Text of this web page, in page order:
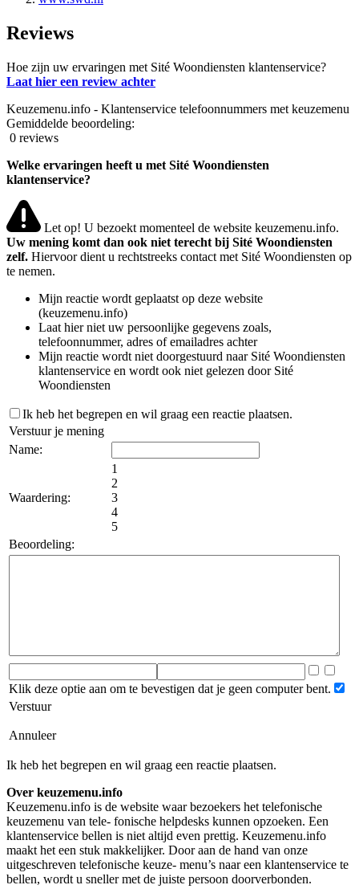
Reviews
Hoe zijn uw ervaringen met Sité Woondiensten klantenservice?
Laat hier een review achter
Keuzemenu.info - Klantenservice telefoonnummers met keuzemenu
Gemiddelde beoordeling:
0 reviews
Welke ervaringen heeft u met Sité Woondiensten
klantenservice?
Let op! U bezoekt momenteel de website keuzemenu.info.
Uw mening komt dan ook niet terecht bij Sité Woondiensten
zelf. Hiervoor dient u rechtstreeks contact met Sité Woondiensten op
te nemen.
Mijn reactie wordt geplaatst op deze website
(keuzemenu.info)
Laat hier niet uw persoonlijke gegevens zoals,
telefoonnummer, adres of emailadres achter
Mijn reactie wordt niet doorgestuurd naar Sité Woondiensten
klantenservice en wordt ook niet gelezen door Sité
Woondiensten
Ik heb het begrepen en wil graag een reactie plaatsen.
Verstuur je mening
Name:
Waardering:
1
2
3
4
5
Beoordeling:
Klik deze optie aan om te bevestigen dat je geen computer bent.
Verstuur
Annuleer
Ik heb het begrepen en wil graag een reactie plaatsen.
Over keuzemenu.info
Keuzemenu.info is de website waar bezoekers het telefonische
keuzemenu van tele- fonische helpdesks kunnen opzoeken. Een
klantenservice bellen is niet altijd even prettig. Keuzemenu.info
maakt het een stuk makkelijker. Door aan de hand van onze
uitgeschreven telefonische keuze- menu’s naar een klantenservice te
bellen, wordt u sneller met de juiste persoon doorverbonden.